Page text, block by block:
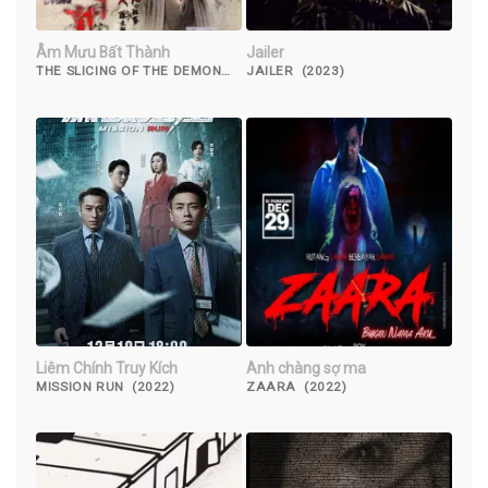
Âm Mưu Bất Thành
THE SLICING OF THE DEMON
Jailer
JAILER (2023)
Liêm Chính Truy Kích
MISSION RUN (2022)
Anh chàng sợ ma
ZAARA (2022)